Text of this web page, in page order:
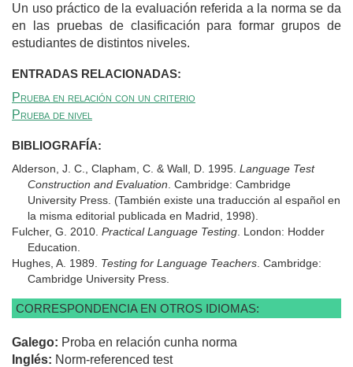
Un uso práctico de la evaluación referida a la norma se da
en las pruebas de clasificación para formar grupos de
estudiantes de distintos niveles.
ENTRADAS RELACIONADAS:
Prueba en relación con un criterio
Prueba de nivel
BIBLIOGRAFÍA:
Alderson, J. C., Clapham, C. & Wall, D. 1995. Language Test
Construction and Evaluation . Cambridge: Cambridge
University Press. (También existe una traducción al español en
la misma editorial publicada en Madrid, 1998).
Fulcher, G. 2010. Practical Language Testing . London: Hodder
Education.
Hughes, A. 1989. Testing for Language Teachers . Cambridge:
Cambridge University Press.
CORRESPONDENCIA EN OTROS IDIOMAS:
Galego: Proba en relación cunha norma
Inglés: Norm-referenced test